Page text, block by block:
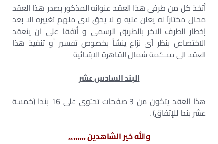
أتخذ كل من طرفى هذا العقد عنوانه المذكور بصدر هذا العقد
محال مختارآ له يعلن عليه و لا يحق لاى منهم تغييره الا بعد
إخطار الطرف الاخر بالطريق الرسمى و أتفقا على ان ينعقد
الاختصاص بنظر آى نزاع ينشأ بخصوص تفسير أو تنفيذ هذا
العقد الى محكمة شمال القاهرة الابتدائية.
البند السادس عشر
هذا العقد يتكون من 3 صفحات تحتوى على 16 بندا (خمسة
عشر بندا للإتفاق) .
والله خير الشاهدين ,,,,,,,,,